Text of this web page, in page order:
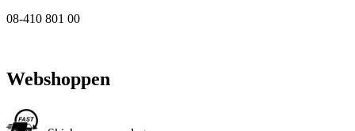
08-410 801 00
Webshoppen